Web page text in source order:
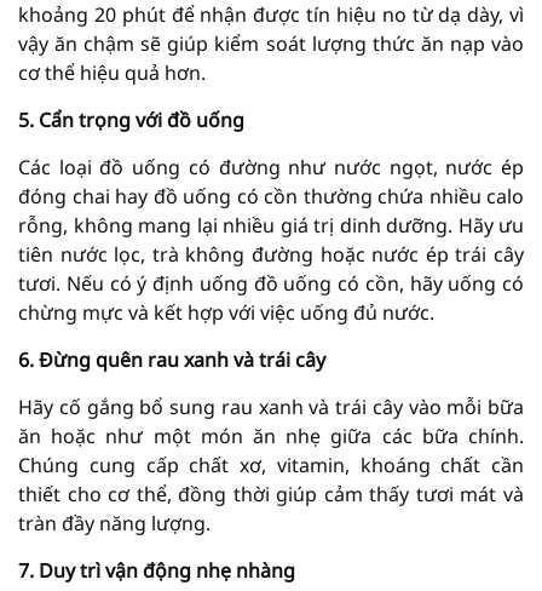
khoảng 20 phút để nhận được tín hiệu no từ dạ dày, vì
vậy ăn chậm sẽ giúp kiểm soát lượng thức ăn nạp vào
cơ thể hiệu quả hơn.
5. Cẩn trọng với đồ uống
Các loại đồ uống có đường như nước ngọt, nước ép
đóng chai hay đồ uống có cồn thường chứa nhiều calo
rỗng, không mang lại nhiều giá trị dinh dưỡng. Hãy ưu
tiên nước lọc, trà không đường hoặc nước ép trái cây
tươi. Nếu có ý định uống đồ uống có cồn, hãy uống có
chừng mực và kết hợp với việc uống đủ nước.
6. Đừng quên rau xanh và trái cây
Hãy cố gắng bổ sung rau xanh và trái cây vào mỗi bữa
ăn hoặc như một món ăn nhẹ giữa các bữa chính.
Chúng cung cấp chất xơ, vitamin, khoáng chất cần
thiết cho cơ thể, đồng thời giúp cảm thấy tươi mát và
tràn đầy năng lượng.
7. Duy trì vận động nhẹ nhàng